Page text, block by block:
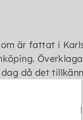
är fattat i
då det
omständigheter